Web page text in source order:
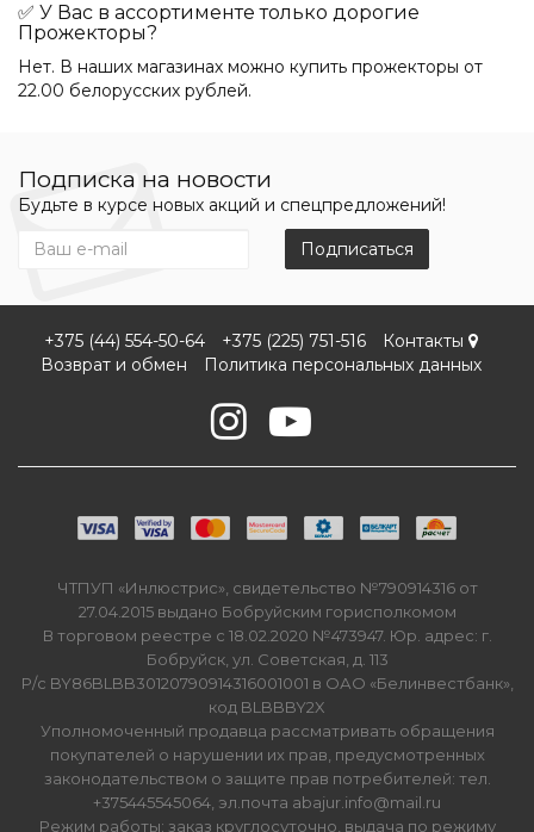
✅ У Вас в ассортименте только дорогие
Прожекторы?
Нет. В наших магазинах можно купить прожекторы от
22.00 белорусских рублей.
Подписка на новости
Будьте в курсе новых акций и спецпредложений!
Подписаться
+375 (44) 554-50-64 +375 (225) 751-516
Контакты
Возврат и обмен
Политика персональных данных
ЧТПУП «Инлюстрис», свидетельство №790914316 от
27.04.2015 выдано Бобруйским горисполкомом
В торговом реестре с 18.02.2020 №473947. Юр. адрес: г.
Бобруйск, ул. Советская, д. 113
Р/с BY86BLBB30120790914316001001 в ОАО «Белинвестбанк»,
код BLBBBY2X
Уполномоченный продавца рассматривать обращения
покупателей о нарушении их прав, предусмотренных
законодательством о защите прав потребителей: тел.
+375445545064, эл.почта abajur.info@mail.ru
Режим работы: заказ круглосуточно, выдача по режиму